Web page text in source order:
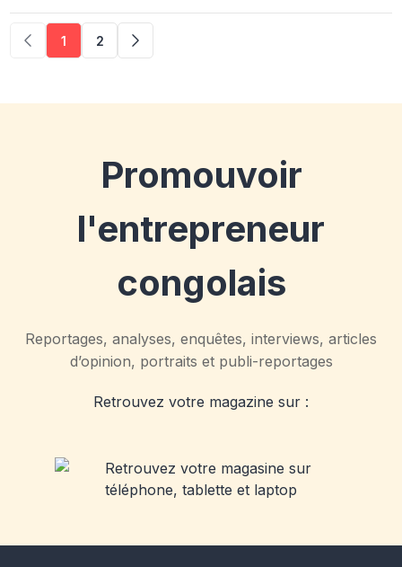
1 2
Promouvoir
l'entrepreneur
congolais
Reportages, analyses, enquêtes, interviews, articles
d’opinion, portraits et publi-reportages
Retrouvez votre magazine sur :